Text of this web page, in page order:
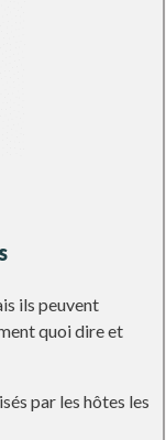
ils peuvent
quoi dire et
par les hôtes les